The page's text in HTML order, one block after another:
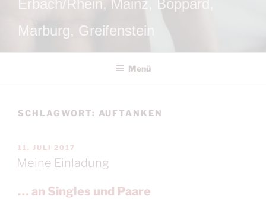
Erbach/Rhein, Mainz, Boppard,
Marburg, Greifenstein
Menü
SCHLAGWORT: AUFTANKEN
VERÖFFENTLICHT
AM
11. JULI 2017
Meine Einladung
… an Singles und Paare